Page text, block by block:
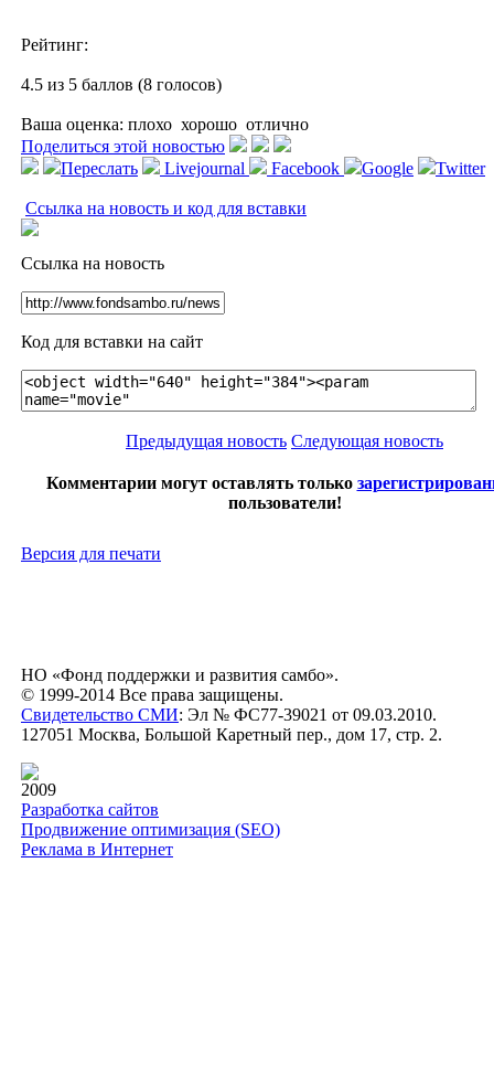
Рейтинг:
4.5 из 5 баллов (8 голосов)
Ваша оценка: плохо хорошо отлично
Поделиться этой новостью
Переслать
Livejournal Facebook Google Twitter
Ссылка на новость и код для вставки
Ссылка на новость
Код для вставки на сайт
Предыдущая новость Следующая новость
Комментарии могут оставлять только
пользователи!
Версия для печати
НО «Фонд поддержки и развития самбо».
© 1999-2014 Все права защищены.
Свидетельство СМИ: Эл № ФС77-39021 от 09.03.2010.
127051 Москва, Большой Каретный пер., дом 17, стр. 2.
2009
Разработка сайтов
Продвижение оптимизация (SEO)
Реклама в Интернет